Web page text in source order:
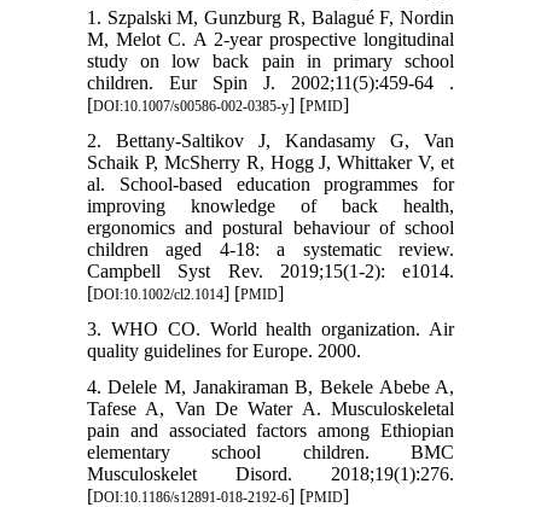
1. Szpalski M, Gunzburg R, Balagué F, Nordin
M, Melot C. A 2-year prospective longitudinal
study on low back pain in primary school
children. Eur Spin J. 2002;11(5):459-64 .
[DOI:10.1007/s00586-002-0385-y] [PMID]
2. Bettany-Saltikov J, Kandasamy G, Van
Schaik P, McSherry R, Hogg J, Whittaker V, et
al. School‐based education programmes for
improving knowledge of back health,
ergonomics and postural behaviour of school
children aged 4-18: a systematic review.
Campbell Syst Rev. 2019;15(1-2): e1014.
[DOI:10.1002/cl2.1014] [PMID]
3. WHO CO. World health organization. Air
quality guidelines for Europe. 2000.
4. Delele M, Janakiraman B, Bekele Abebe A,
Tafese A, Van De Water A. Musculoskeletal
pain and associated factors among Ethiopian
elementary school children. BMC
Musculoskelet Disord. 2018;19(1):276.
[DOI:10.1186/s12891-018-2192-6] [PMID]